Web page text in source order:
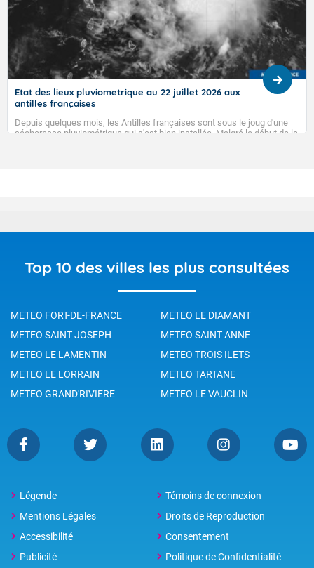
Etat des lieux pluviometrique au 22 juillet 2026 aux
antilles françaises
Depuis quelques mois, les Antilles françaises sont sous le joug d'une
sécheresse pluviométrique qui s'est bien installée. Malgré le début de la
Top 10 des villes les plus consultées
METEO FORT-DE-FRANCE
METEO LE DIAMANT
METEO SAINT JOSEPH
METEO SAINT ANNE
METEO LE LAMENTIN
METEO TROIS ILETS
METEO LE LORRAIN
METEO TARTANE
METEO GRAND'RIVIERE
METEO LE VAUCLIN
Légende
Témoins de connexion
Mentions Légales
Droits de Reproduction
Accessibilité
Consentement
Publicité
Politique de Confidentialité